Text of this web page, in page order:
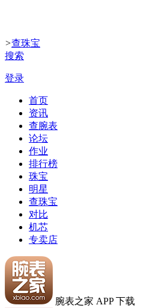
>查珠宝
搜索
登录
首页
资讯
查腕表
论坛
作业
排行榜
珠宝
明星
查珠宝
对比
机芯
专卖店
腕表之家 APP 下载